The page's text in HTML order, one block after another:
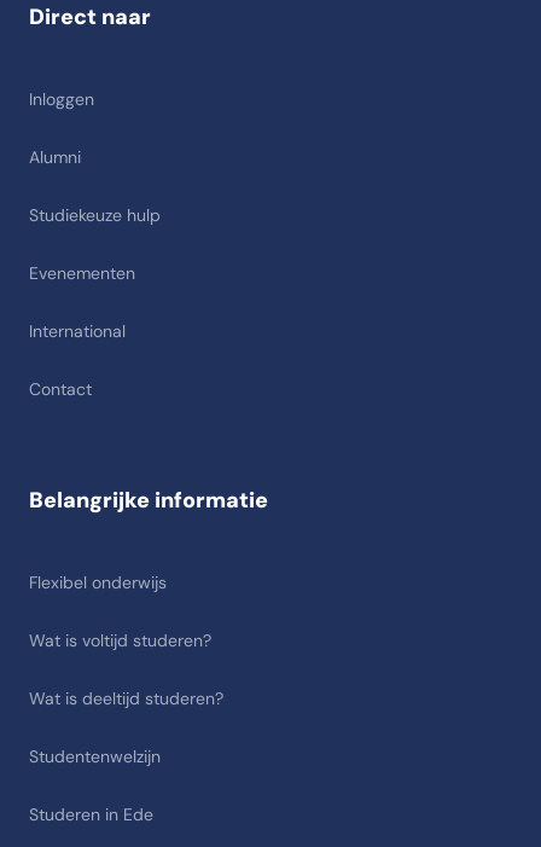
Direct naar
Inloggen
Alumni
Studiekeuze hulp
Evenementen
International
Contact
Belangrijke informatie
Flexibel onderwijs
Wat is voltijd studeren?
Wat is deeltijd studeren?
Studentenwelzijn
Studeren in Ede